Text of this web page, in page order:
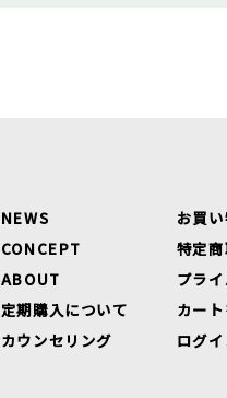
NEWS
CONCEPT
ABOUT
定期購入について
カウンセリング
お買
特定
プラ
カー
ログ